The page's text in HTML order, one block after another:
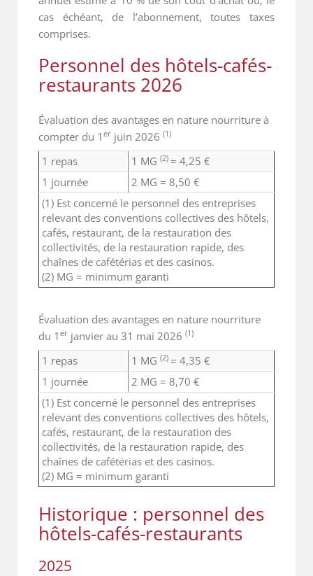
cas échéant, de l’abonnement, toutes taxes
comprises.
Personnel des hôtels-cafés-
restaurants 2026
Évaluation des avantages en nature nourriture à
compter du 1 er juin 2026 (1)
1 repas 1 MG (2) = 4,25 €
1 journée
2 MG = 8,50 €
(1) Est concerné le personnel des entreprises
relevant des conventions collectives des hôtels,
cafés, restaurant, de la restauration des
collectivités, de la restauration rapide, des
chaînes de cafétérias et des casinos.
(2) MG = minimum garanti
Évaluation des avantages en nature nourriture
du 1 er janvier au 31 mai 2026 (1)
1 repas 1 MG (2) = 4,35 €
1 journée
2 MG = 8,70 €
(1) Est concerné le personnel des entreprises
relevant des conventions collectives des hôtels,
cafés, restaurant, de la restauration des
collectivités, de la restauration rapide, des
chaînes de cafétérias et des casinos.
(2) MG = minimum garanti
Historique : personnel des
hôtels-cafés-restaurants
2025